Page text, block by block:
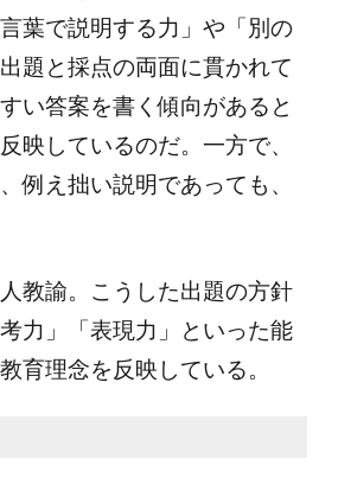
葉で説明する力」や「別の
題と採点の両面に貫かれて
い答案を書く傾向があると
映しているのだ。一方で、
例え拙い説明であっても、
教諭。こうした出題の方針
力」「表現力」といった能
育理念を反映している。